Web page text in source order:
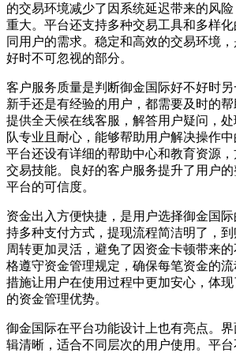
的交易环境减少了因系统延迟带来的风
重大。平台还支持多种交易工具和多样
同用户的需求。稳定和高效的交易环境
好时不可忽视的部分。
客户服务质量是判断御金国际好不好时
新手还是有经验的用户，都需要及时的
提供全天候在线客服，解答用户疑问，
队专业且耐心，能够帮助用户解决操作中
平台还设有详细的帮助中心和教育资源
交易技能。良好的客户服务提升了用户
平台的可信度。
资金出入方便快捷，是用户选择御金国
持多种支付方式，提现流程简洁明了，
周转更加灵活，避免了因资金卡顿带来
格遵守资金管理规定，确保每笔资金的
措施让用户在使用过程中更加安心，体
的资金管理优势。
御金国际在平台功能设计上也有亮点。
辑清晰，适合不同层次的用户使用。平